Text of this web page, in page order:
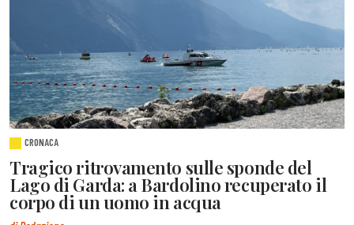
CRONACA
Tragico ritrovamento sulle sponde del
Lago di Garda: a Bardolino recuperato il
corpo di un uomo in acqua